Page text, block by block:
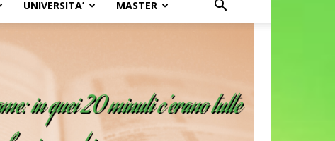
UNIVERSITA’ MASTER